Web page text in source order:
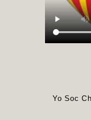
Yo Soc